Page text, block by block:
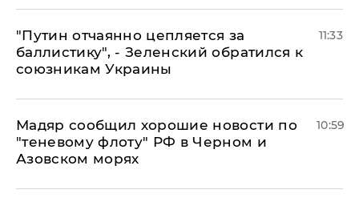
"Путин отчаянно цепляется за
баллистику", - Зеленский обратился к
союзникам Украины
11:33
Мадяр сообщил хорошие новости по
"теневому флоту" РФ в Черном и
Азовском морях
10:59